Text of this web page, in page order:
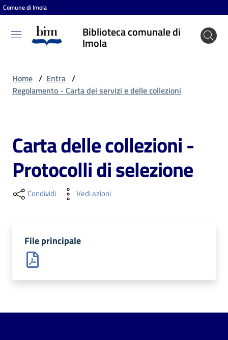
Vai al contenuto
Vai alla navigazione
Vai al footer
Comune di Imola
Biblioteca comunale di
Imola
Biblioteca
comunale
Cosa
puoi
fare
contenuti
Risorse
Home / Entra /
Regolamento - Carta dei servizi e delle collezioni
Carta delle collezioni -
Protocolli di selezione
Condividi Vedi azioni
File principale